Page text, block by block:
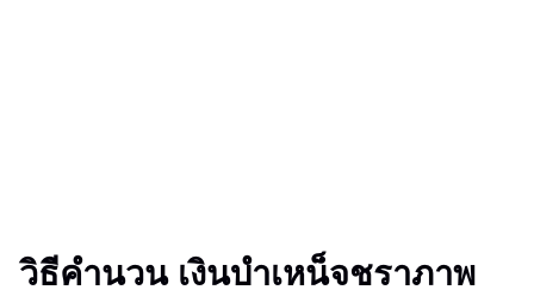
วิธีคำนวน เงินบำเหน็จชราภาพ